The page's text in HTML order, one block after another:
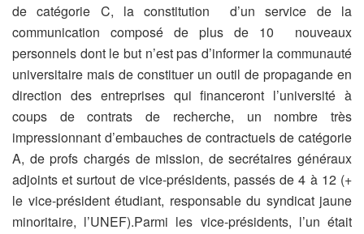
de catégorie C, la constitution d’un service de la
communication composé de plus de 10 nouveaux
personnels dont le but n’est pas d’informer la communauté
universitaire mais de constituer un outil de propagande en
direction des entreprises qui financeront l’université à
coups de contrats de recherche, un nombre très
impressionnant d’embauches de contractuels de catégorie
A, de profs chargés de mission, de secrétaires généraux
adjoints et surtout de vice-présidents, passés de 4 à 12 (+
le vice-président étudiant, responsable du syndicat jaune
minoritaire, l’UNEF).Parmi les vice-présidents, l’un était